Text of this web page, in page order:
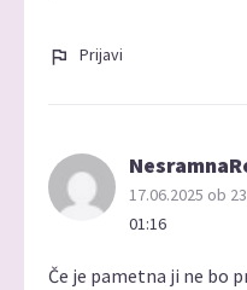
Prijavi
17.06.2025 ob
01:16
Če je pametna ji ne bo